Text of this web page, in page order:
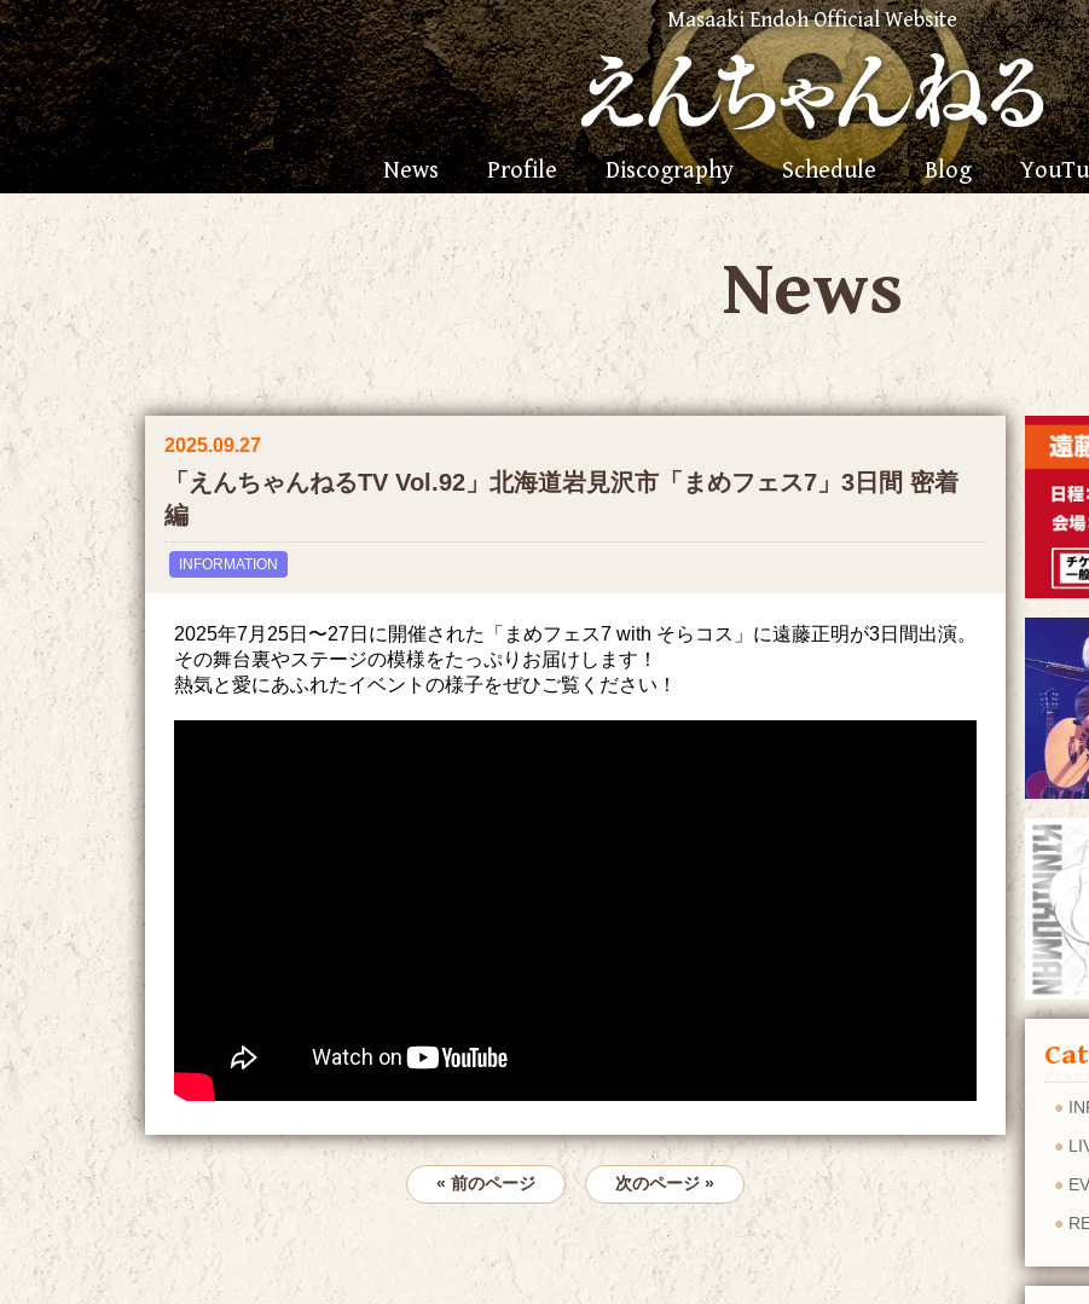
Masaaki Endoh Official Website
News Profile Discography Schedule Blog
News
2025.09.27
「えんちゃんねるTV Vol.92」北海道岩見沢市「まめフェス7」3日間 密着
編
INFORMATION
2025年7月25日〜27日に開催された「まめフェス7 with そらコス」に遠藤正明が3日間出演。
その舞台裏やステージの模様をたっぷりお届けします！
熱気と愛にあふれたイベントの様子をぜひご覧ください！
« 前のページ 次のページ »